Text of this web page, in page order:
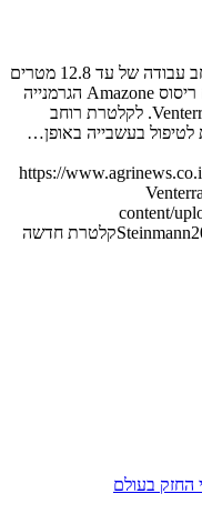
ה-Venterra VR 4 של Amazone מציעה רוחב עבודה של עד 12.8 מטרים
והיא מיועדת לטפל בהדברת עשבייה במקום ריסוס Amazone הגרמנייה
משיקה קלטרת גדולה לעישוב בשם Venterra VR 4. לקלטרת רוחב
https://
content/
Steinmannקלטרת חדשה
החזק בעולם